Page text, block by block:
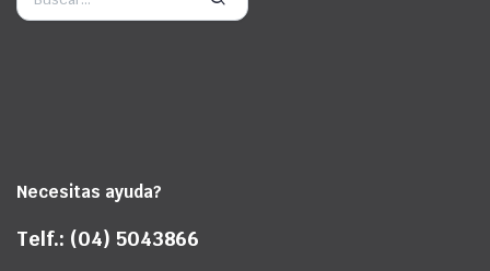
Necesitas ayuda?
Telf.: (04) 5043866